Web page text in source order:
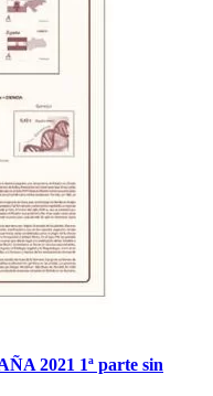
2021 1ª parte sin